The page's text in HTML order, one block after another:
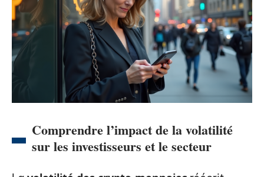
Comprendre l’impact de la volatilité
sur les investisseurs et le secteur